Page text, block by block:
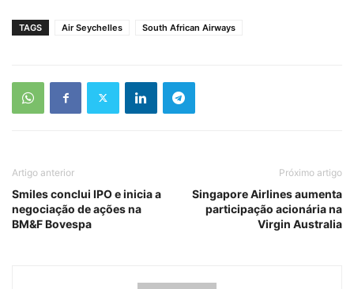
TAGS Air Seychelles South African Airways
Artigo anterior
Smiles conclui IPO e inicia a
negociação de ações na
BM&F Bovespa
Próximo artigo
Singapore Airlines aumenta
participação acionária na
Virgin Australia